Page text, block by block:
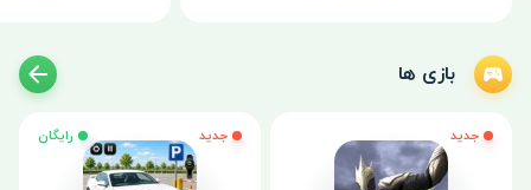
بازی ها
جدید جدید رایگان